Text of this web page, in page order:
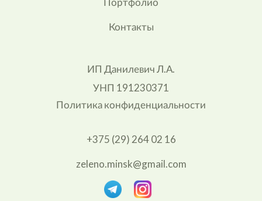
Контакты
ИП Данилевич Л.А.
УНП 191230371
Политика конфиденциальности
+375 (29) 264 02 16
zeleno.minsk@gmail.com